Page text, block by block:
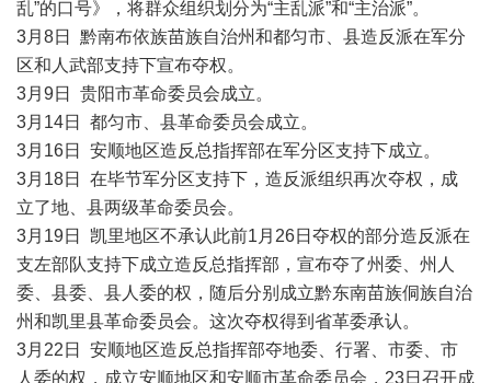
乱”的口号》，将群众组织划分为“主乱派”和“主治派”。
3月8日 黔南布依族苗族自治州和都匀市、县造反派在军分
区和人武部支持下宣布夺权。
3月9日 贵阳市革命委员会成立。
3月14日 都匀市、县革命委员会成立。
3月16日 安顺地区造反总指挥部在军分区支持下成立。
3月18日 在毕节军分区支持下，造反派组织再次夺权，成
立了地、县两级革命委员会。
3月19日 凯里地区不承认此前1月26日夺权的部分造反派在
支左部队支持下成立造反总指挥部，宣布夺了州委、州人
委、县委、县人委的权，随后分别成立黔东南苗族侗族自治
州和凯里县革命委员会。这次夺权得到省革委承认。
3月22日 安顺地区造反总指挥部夺地委、行署、市委、市
人委的权，成立安顺地区和安顺市革命委员会，23日召开成